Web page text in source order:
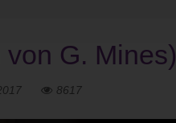
G. Mines)
8617